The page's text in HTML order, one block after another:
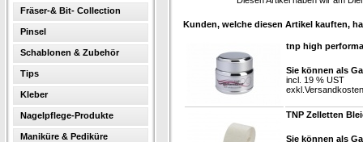
Fräser-& Bit- Collection
Pinsel
Schablonen & Zubehör
Tips
Kleber
Nagelpflege-Produkte
Maniküre & Pediküre
Kunden, welche diesen Artikel kauften,
tnp high
Sie können als
incl. 19 % UST
exkl. Versandkosten
TNP Zelletten
Sie können als